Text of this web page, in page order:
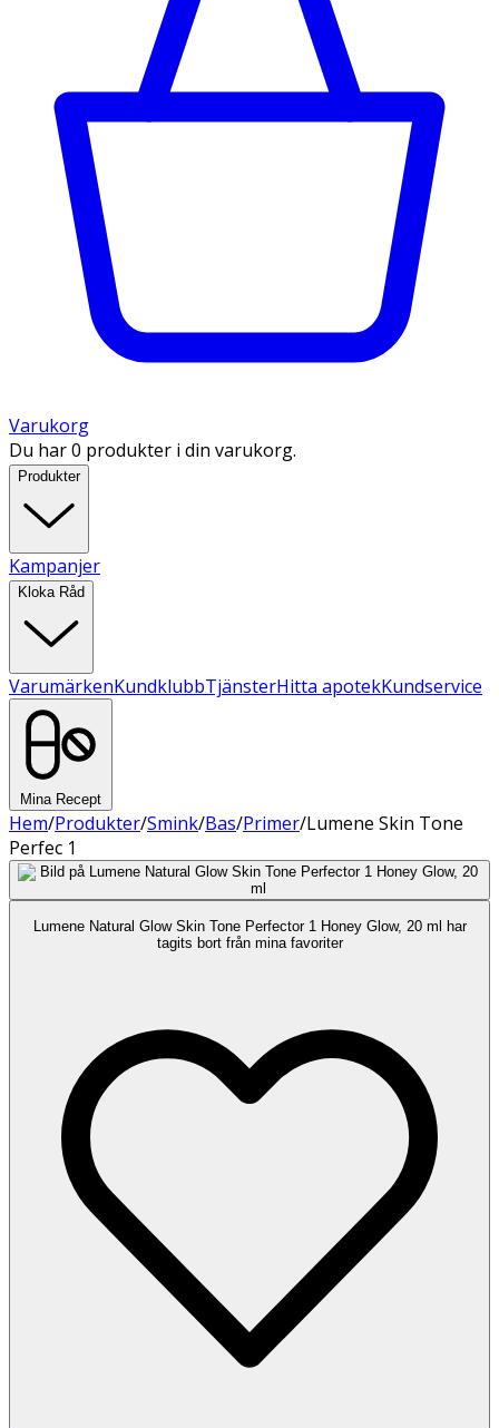
Varukorg
Du har 0 produkter i din varukorg.
Produkter
Kampanjer
Kloka Råd
VarumärkenKundklubbTjänsterHitta apotekKundservice
Mina Recept
Hem/Produkter/Smink/Bas/Primer/Lumene Skin Tone
Perfec 1
Lumene Natural Glow Skin Tone Perfector 1 Honey Glow, 20 ml har
tagits bort från mina favoriter